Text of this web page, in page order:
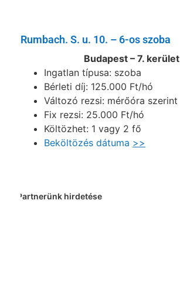
Rumbach. S. u. 10. – 6-os szoba
Budapest – 7. kerület
Ingatlan típusa: szoba
Bérleti díj: 125.000 Ft/hó
Változó rezsi: mérőóra szerint
Fix rezsi: 25.000 Ft/hó
Költözhet: 1 vagy 2 fő
Beköltözés dátuma >>